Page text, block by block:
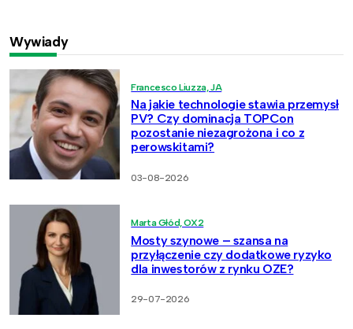
Wywiady
Francesco Liuzza, JA
Na jakie technologie stawia przemysł
PV? Czy dominacja TOPCon
pozostanie niezagrożona i co z
perowskitami?
03-08-2026
Marta Głód, OX2
Mosty szynowe – szansa na
przyłączenie czy dodatkowe ryzyko
dla inwestorów z rynku OZE?
29-07-2026